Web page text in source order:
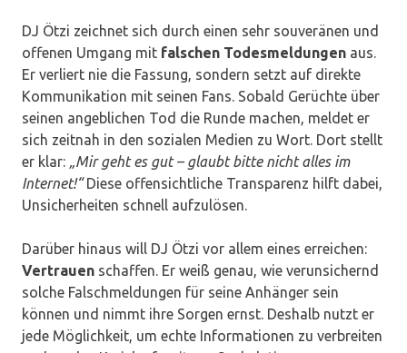
DJ Ötzi zeichnet sich durch einen sehr souveränen und
offenen Umgang mit falschen Todesmeldungen aus.
Er verliert nie die Fassung, sondern setzt auf direkte
Kommunikation mit seinen Fans. Sobald Gerüchte über
seinen angeblichen Tod die Runde machen, meldet er
sich zeitnah in den sozialen Medien zu Wort. Dort stellt
er klar: „Mir geht es gut – glaubt bitte nicht alles im
Internet!“Diese offensichtliche Transparenz hilft dabei,
Unsicherheiten schnell aufzulösen.
Darüber hinaus will DJ Ötzi vor allem eines erreichen:
Vertrauen schaffen. Er weiß genau, wie verunsichernd
solche Falschmeldungen für seine Anhänger sein
können und nimmt ihre Sorgen ernst. Deshalb nutzt er
jede Möglichkeit, um echte Informationen zu verbreiten